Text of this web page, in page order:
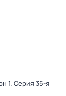
1. Серия 35-я